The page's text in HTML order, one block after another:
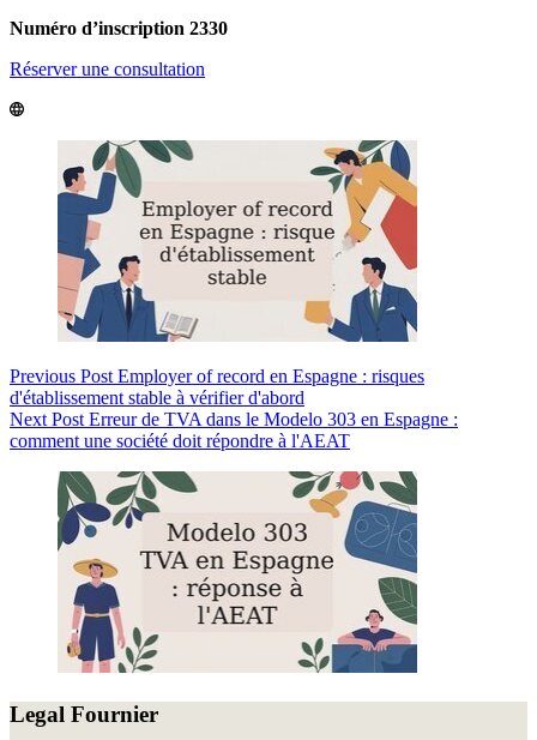
Numéro d’inscription 2330
Réserver une consultation
Previous Post Employer of record en Espagne : risques
d'établissement stable à vérifier d'abord
Next Post Erreur de TVA dans le Modelo 303 en Espagne :
comment une société doit répondre à l'AEAT
Legal Fournier